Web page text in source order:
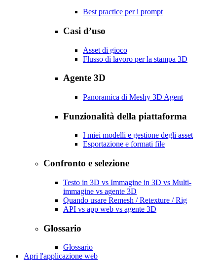
Best practice per i prompt
Casi d’uso
Asset di gioco
Flusso di lavoro per la stampa 3D
Agente 3D
Panoramica di Meshy 3D Agent
Funzionalità della piattaforma
I miei modelli e gestione degli asset
Esportazione e formati file
Confronto e selezione
Testo in 3D vs Immagine in 3D vs Multi-
immagine vs agente 3D
Quando usare Remesh / Retexture / Rig
API vs app web vs agente 3D
Glossario
Glossario
Apri l'applicazione web